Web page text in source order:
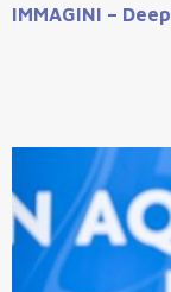
IMMAGINI –